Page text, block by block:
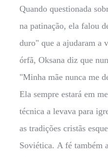
Quando questionada
na patinação, ela falou
duro" que a ajudaram a
órfã, Oksana diz que
"Minha mãe nunca me
Ela sempre estará em
técnica a levava para
as tradições cristãs
Soviética. A fé também